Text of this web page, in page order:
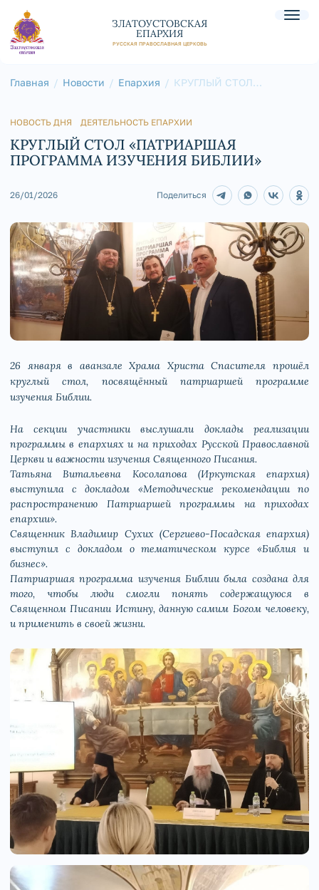
ЗЛАТОУСТОВСКАЯ
ЕПАРХИЯ
РУССКАЯ ПРАВОСЛАВНАЯ ЦЕРКОВЬ
Главная Новости Епархия
КРУГЛЫЙ СТОЛ
НОВОСТЬ ДНЯ ДЕЯТЕЛЬНОСТЬ ЕПАРХИИ
КРУГЛЫЙ СТОЛ «ПАТРИАРШАЯ
ПРОГРАММА ИЗУЧЕНИЯ БИБЛИИ»
26/01/2026 Поделиться
26 января в аванзале Храма Христа Спасителя прошёл
круглый стол, посвящённый патриаршей программе
изучения Библии.
На секции участники выслушали доклады реализации
программы в епархиях и на приходах Русской Православной
Церкви и важности изучения Священного Писания.
Татьяна Витальевна Косолапова (Иркутская епархия)
выступила с докладом «Методические рекомендации по
распространению Патриаршей программы на приходах
епархии».
Священник Владимир Сухих (Сергиево-Посадская епархия)
выступил с докладом о тематическом курсе «Библия и
бизнес».
Патриаршая программа изучения Библии была создана для
того, чтобы люди смогли понять содержащуюся в
Священном Писании Истину, данную самим Богом человеку,
и применить в своей жизни.